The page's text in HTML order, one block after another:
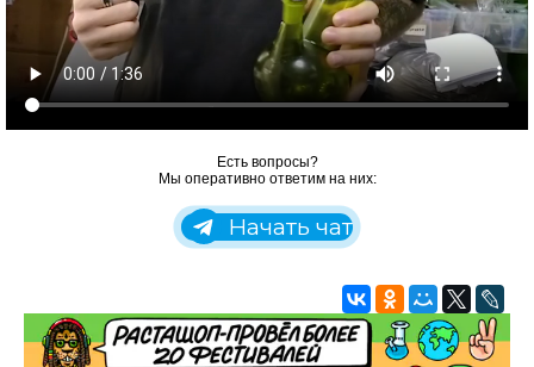
Есть вопросы?
Мы оперативно ответим на них:
Начать чат